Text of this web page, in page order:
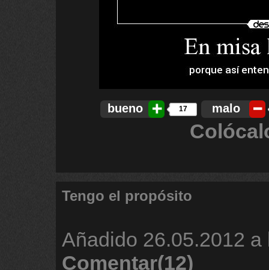
bueno 17 malo
Tengo el propósito
Añadido 26.05.2012 a
Comentar(12)